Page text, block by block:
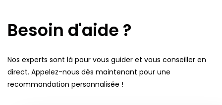
Besoin d'aide ?
Nos experts sont là pour vous guider et vous conseiller en
direct. Appelez-nous dès maintenant pour une
recommandation personnalisée !